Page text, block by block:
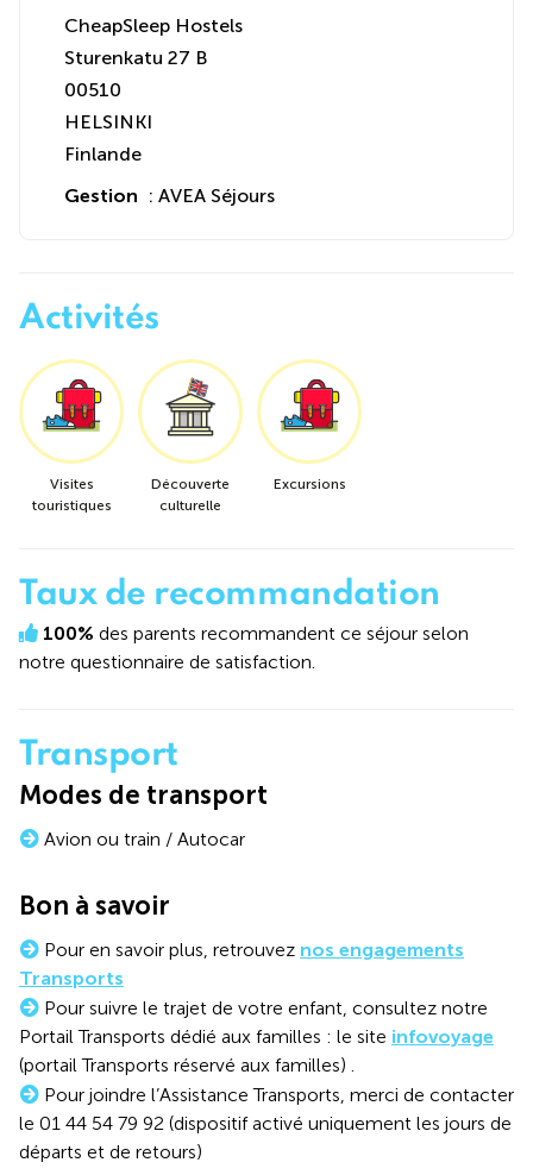
CheapSleep Hostels
Sturenkatu 27 B
00510
HELSINKI
Finlande
Gestion : AVEA Séjours
Activités
Visites
touristiques
Découverte
culturelle
Excursions
Taux de recommandation
100% des parents recommandent ce séjour selon
notre questionnaire de satisfaction.
Transport
Modes de transport
Avion ou train / Autocar
Bon à savoir
Pour en savoir plus, retrouvez nos engagements
Transports
Pour suivre le trajet de votre enfant, consultez notre
Portail Transports dédié aux familles : le site infovoyage
(portail Transports réservé aux familles) .
Pour joindre l’Assistance Transports, merci de contacter
le 01 44 54 79 92 (dispositif activé uniquement les jours de
départs et de retours)